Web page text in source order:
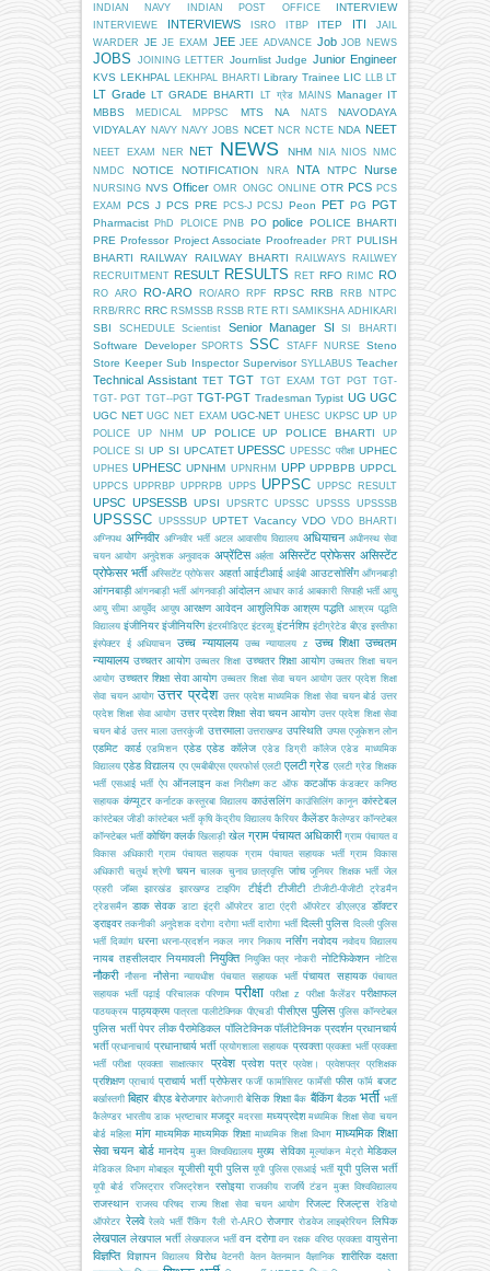
INDIAN NAVY INDIAN POST OFFICE INTERVIEW
INTERVIEWE INTERVIEWS ISRO ITBP ITEP ITI
JAIL
WARDER JE JE EXAM JEE JEE ADVANCE Job JOB NEWS
JOBS JOINING LETTER Journlist Judge Junior Engineer
KVS LEKHPAL LEKHPAL BHARTI Library Trainee LIC LLB LT
LT Grade LT GRADE BHARTI LT ग्रेड MAINS
Manager IT
MBBS
MEDICAL MPPSC MTS NA NATS
NAVODAYA
VIDYALAY NAVY NAVY JOBS NCET NCR NCTE NDA NEET
NEET EXAM NER NET NEWS NHM NIA NIOS
NMC
NMDC
NOTICE NOTIFICATION NRA NTA NTPC Nurse
NURSING NVS Officer OMR ONGC ONLINE OTR PCS PCS
EXAM
PCS J PCS PRE PCS-J PCSJ Peon PET PG PGT
Pharmacist PhD PLOICE PNB PO police
POLICE BHARTI
PRE Professor Project Associate Proofreader PRT PULISH
BHARTI
RAILWAY RAILWAY BHARTI RAILWAYS
RAILWEY
RECRUITMENT RESULT RESULTS RET RFO RIMC RO
RO ARO RO-ARO RO/ARO RPF RPSC RRB
RRB NTPC
RRB/RRC RRC RSMSSB RSSB RTE RTI SAMIKSHA ADHIKARI
SBI SCHEDULE Scientist Senior Manager SI SI BHARTI
Software Developer SPORTS SSC STAFF NURSE
Steno
Store Keeper Sub Inspector Supervisor SYLLABUS Teacher
Technical Assistant TET TGT TGT EXAM TGT PGT TGT-
TGT- PGT TGT--PGT TGT-PGT Tradesman Typist UG UGC
UGC NET UGC NET EXAM UGC-NET UHESC UKPSC UP UP
POLICE
UP NHM UP POLICE UP POLICE BHARTI
UP
POLICE SI
UP SI UPCATET UPESSC UPESSC परीक्षा UPHEC
UPHES UPHESC UPNHM UPNRHM UPP UPPBPB UPPCL
UPPCS UPPRBP UPPRPB UPPS UPPSC UPPSC RESULT
UPSC UPSESSB UPSI UPSRTC UPSSC UPSSS UPSSSB
UPSSSC UPSSSUP UPTET Vacancy VDO VDO BHARTI
अग्निपथ अग्निवीर अग्निवीर भर्ती अटल आवासीय विद्यालय अधियाचन अधीनस्थ सेवा
चयन आयोग अनुदेशक अनुवादक अप्रेंटिस अर्हता असिस्टेंट प्रोफेसर असिस्टेंट
प्रोफेसर भर्ती अस्सिटेंट प्रोफेसर अहर्ता आईटीआई आईबी आउटसोर्सिंग आँगनबाड़ी
आंगनबाड़ी आंगनबाड़ी भर्ती आंगनवाड़ी आंदोलन आधार कार्ड आबकारी सिपाही भर्ती आयु
आयु सीमा आयुर्वेद आयुष आरक्षण आवेदन आशुलिपिक आश्रम पद्धति आश्रम पद्धति
विद्यालय इंजीनियर इंजीनियरिंग इंटरमीडिएट इंटरव्यू इंटर्नशिप इंटीग्रेटेड बीएड इस्तीफा
इंस्पेक्टर ई अधियाचन उच्च न्यायालय उच्च न्यायालय z उच्च शिक्षा उच्चतम
न्यायालय उच्चतर आयोग उच्चतर शिक्षा उच्चतर शिक्षा आयोग उच्चतर शिक्षा चयन
आयोग उच्चतर शिक्षा सेवा आयोग उच्चतर शिक्षा सेवा चयन आयोग उतर प्रदेश शिक्षा
सेवा चयन आयोग उत्तर प्रदेश उत्तर प्रदेश माध्यमिक शिक्षा सेवा चयन बोर्ड उत्तर
प्रदेश शिक्षा सेवा आयोग उत्तर प्रदेश शिक्षा सेवा चयन आयोग उत्तर प्रदेश शिक्षा सेवा
चयन बोर्ड उत्तर माला उत्तरकुंजी उत्तरमाला उत्तराखण्ड उपस्थिति उप्पस एजूकेशन लोन
एडमिट कार्ड एडमिशन एडेड एडेड कॉलेज एडेड डिग्री कॉलेज एडेड माध्यमिक
विद्यालय एडेड विद्यालय एप एमबीबीएस एयरफोर्स एलटी एलटी ग्रेड एलटी ग्रेड शिक्षक
भर्ती एसआई भर्ती ऐप ऑनलाइन कक्ष निरीक्षण कट ऑफ कटऑफ कंडक्टर कनिष्ठ
सहायक कंप्यूटर कर्नाटक कस्तूरबा विद्यालय काउंसलिंग काउंसिलिंग कानून कांस्टेबल
कांस्टेबल जीडी कांस्टेबल भर्ती कृषि केंद्रीय विद्यालय कैरियर कैलेंडर कैलेण्डर कॉन्स्टेबल
कॉन्स्टेबल भर्ती कोचिंग क्लर्क खिलाड़ी खेल ग्राम पंचायत अधिकारी ग्राम पंचायत व
विकास अधिकारी ग्राम पंचायत सहायक ग्राम पंचायत सहायक भर्ती ग्राम विकास
अधिकारी चतुर्थ श्रेणी चयन चालक चुनाव छात्रवृत्ति जांच जूनियर शिक्षक भर्ती जेल
प्रहरी
जॉब्स झारखंड झारखण्ड टाइपिंग टीईटी टीजीटी टीजीटी-पीजीटी
ट्रेडमैन
ट्रेडसमैन डाक सेवक डाटा इंट्री ऑपरेटर डाटा एंट्री ऑपरेटर डीएलएड डॉक्टर
ड्राइवर तकनीकी अनुदेशक दरोगा दरोगा भर्ती दारोगा भर्ती दिल्ली पुलिस दिल्ली पुलिस
भर्ती दिव्यांग धरना धरना-प्रदर्शन नकल नगर निकाय नर्सिंग नवोदय नवोदय विद्यालय
नायब तहसीलदार नियमावली नियुक्ति नियुक्ति पत्र नोकरी नोटिफिकेशन नोटिस
नौकरी नौसना नौसेना न्यायधीश पंचयात सहायक भर्ती पंचायत सहायक पंचायत
सहायक भर्ती पढ़ाई परिचालक परिणाम परीक्षा परीक्षा z परीक्षा कैलेंडर परीक्षाफल
पाठयक्रम पाठ्यक्रम पात्रता पालीटेक्निक पीएचडी पीसीएस पुलिस पुलिस कॉन्स्टेबल
पुलिस भर्ती पेपर लीक पैरामेडिकल पॉलिटेक्निक पॉलीटेक्निक प्रदर्शन प्रधानचार्य
भर्ती प्रधानाचार्य प्रधानाचार्य भर्ती प्रयोगशाला सहायक प्रवक्ता प्रवक्ता भर्ती प्रवक्ता
भर्ती परीक्षा
प्रवक्ता साक्षात्कार प्रवेश प्रवेश पत्र प्रवेश। प्रवेशपत्र प्रशिक्षक
प्रशिक्षण प्राचार्य प्राचार्य भर्ती प्रोफेसर फर्जी फार्मासिस्ट फार्मेसी फीस फॉर्म बजट
बर्खास्तगी बिहार बीएड बेरोजगार बेरोजगारी बेसिक शिक्षा बैंक बैंकिंग बैठक भर्ती भर्ती
कैलेण्डर भारतीय डाक भ्रष्टाचार मजदूर मदरसा मध्यप्रदेश मध्यमिक शिक्षा सेवा चयन
बोर्ड महिला मांग माध्यमिक माध्यमिक शिक्षा माध्यमिक शिक्षा विभाग माध्यमिक शिक्षा
सेवा चयन बोर्ड मानदेय मुक्त विश्वविद्यालय मुख्य सेविका मूल्यांकन मेट्रो मेडिकल
मेडिकल विभाग मोबाइल यूजीसी यूपी पुलिस यूपी पुलिस एसआई भर्ती यूपी पुलिस भर्ती
यूपी बोर्ड रजिस्ट्रार रजिस्ट्रेशन रसोइया राजकीय राजर्षि टंडन मुक्त विश्वविद्यालय
राजस्थान राजस्व परिषद राज्य शिक्षा सेवा चयन आयोग रिजल्ट रिजल्ट्स
रेडियो
ऑपरेटर रेलवे रेलवे भर्ती रैंकिंग रैली रो-ARO रोजगार रोडवेज लाइब्रेरियन लिपिक
लेखपाल लेखपाल भर्ती लेखपालज भर्ती वन दरोगा वन रक्षक वरिष्ठ प्रवक्ता वायुसेना
विज्ञप्ति विज्ञापन विद्यालय विरोध वेटनरी वेतन वेतनमान वैज्ञानिक
शारीरिक दक्षता